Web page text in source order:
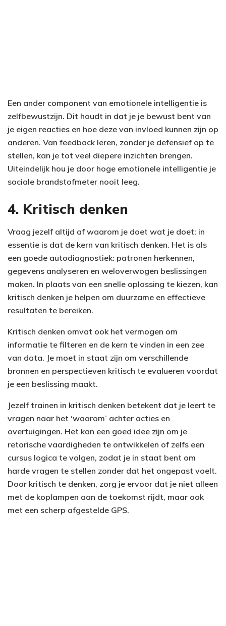
Een ander component van emotionele intelligentie is
zelfbewustzijn. Dit houdt in dat je je bewust bent van
je eigen reacties en hoe deze van invloed kunnen zijn op
anderen. Van feedback leren, zonder je defensief op te
stellen, kan je tot veel diepere inzichten brengen.
Uiteindelijk hou je door hoge emotionele intelligentie je
sociale brandstofmeter nooit leeg.
4. Kritisch denken
Vraag jezelf altijd af waarom je doet wat je doet; in
essentie is dat de kern van kritisch denken. Het is als
een goede autodiagnostiek: patronen herkennen,
gegevens analyseren en weloverwogen beslissingen
maken. In plaats van een snelle oplossing te kiezen, kan
kritisch denken je helpen om duurzame en effectieve
resultaten te bereiken.
Kritisch denken omvat ook het vermogen om
informatie te filteren en de kern te vinden in een zee
van data. Je moet in staat zijn om verschillende
bronnen en perspectieven kritisch te evalueren voordat
je een beslissing maakt.
Jezelf trainen in kritisch denken betekent dat je leert te
vragen naar het ‘waarom’ achter acties en
overtuigingen. Het kan een goed idee zijn om je
retorische vaardigheden te ontwikkelen of zelfs een
cursus logica te volgen, zodat je in staat bent om
harde vragen te stellen zonder dat het ongepast voelt.
Door kritisch te denken, zorg je ervoor dat je niet alleen
met de koplampen aan de toekomst rijdt, maar ook
met een scherp afgestelde GPS.